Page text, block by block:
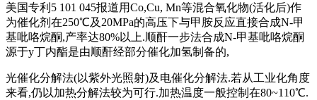
美国专利5 101 045报道用Co,Cu, Mn等混合氧化物(活化后)作
为催化剂在250℃及20MPa的高压下与甲胺反应直接合成N-甲
基吡咯烷酮,产率达80%以上.顺酐一步法合成N-甲基吡咯烷酮
源于y丁内酯是由顺酐经部分催化加氢制备的,
光催化分解法(以紫外光照射)及电催化分解法.若从工业化角度
来看,仍以加热分解法较为可行.加热温度一般控制在80~110℃.